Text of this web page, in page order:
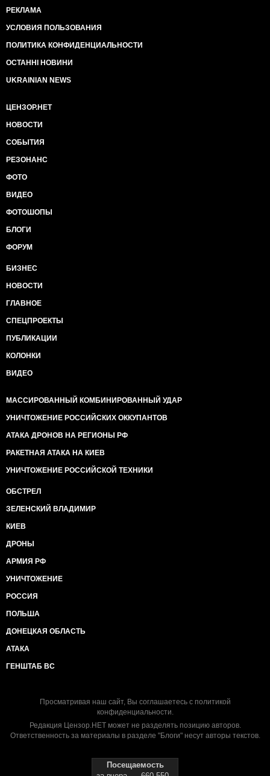
РЕКЛАМА
УСЛОВИЯ ПОЛЬЗОВАНИЯ
ПОЛИТИКА КОНФИДЕНЦИАЛЬНОСТИ
ОСТАННІ НОВИНИ
UKRAINIAN NEWS
ЦЕНЗОР.НЕТ
НОВОСТИ
СОБЫТИЯ
РЕЗОНАНС
ФОТО
ВИДЕО
ФОТОШОПЫ
БЛОГИ
ФОРУМ
БИЗНЕС
НОВОСТИ
ГЛАВНОЕ
СПЕЦПРОЕКТЫ
ПУБЛИКАЦИИ
КОЛОНКИ
ВИДЕО
МАССИРОВАННЫЙ КОМБИНИРОВАННЫЙ УДАР
УНИЧТОЖЕНИЕ РОССИЙСКИХ ОККУПАНТОВ
АТАКА ДРОНОВ НА РЕГИОНЫ РФ
РАКЕТНАЯ АТАКА НА КИЕВ
УНИЧТОЖЕНИЕ РОССИЙСКОЙ ТЕХНИКИ
ОБСТРЕЛ
ЗЕЛЕНСКИЙ ВЛАДИМИР
КИЕВ
ДРОНЫ
АРМИЯ РФ
УНИЧТОЖЕНИЕ
РОССИЯ
ПОЛЬША
ДОНЕЦКАЯ ОБЛАСТЬ
АТАКА
ГЕНШТАБ ВС
Просматривая наш сайт, Вы соглашаетесь с политикой
конфиденциальности.
Редакция Цензор.НЕТ может не разделять позицию авторов.
Ответственность за материалы в разделе "Блоги" несут авторы текстов.
Посещаемость